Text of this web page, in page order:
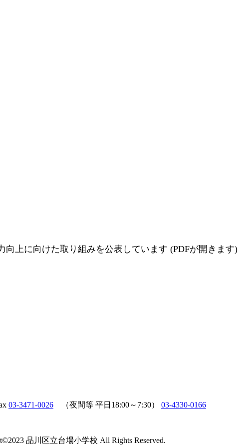
向上に向けた取り組みを公表しています (PDFが開きます)
03-3471-0026 （夜間等 平日18:00～7:30） 03-4330-0166
品川区立台場小学校 All Rights Reserved.